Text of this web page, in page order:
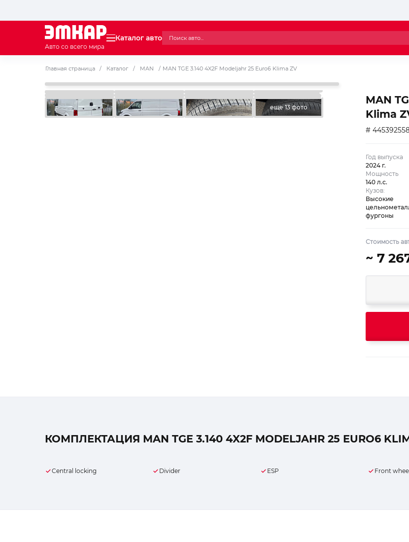
Авто со всего мира
Каталог авто
Главная страница / Каталог / MAN / MAN TGE 3.140 4X2F Modeljahr 25 Euro6 Klima ZV
еще 13 фото
MAN
Klima
#
Год выпуска
2024 г.
Мощность
140 л.с.
Кузов:
Высокие
фургоны
Стоимость
~ 7
КОМПЛЕКТАЦИЯ MAN TGE 3.140 4X2F MODELJAHR 25 EURO6
Central locking Divider ESP Front